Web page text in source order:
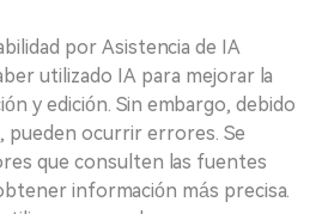
por Asistencia de IA
utilizado IA para mejorar la
y edición. Sin embargo, debido
pueden ocurrir errores. Se
que consulten las fuentes
información más precisa.